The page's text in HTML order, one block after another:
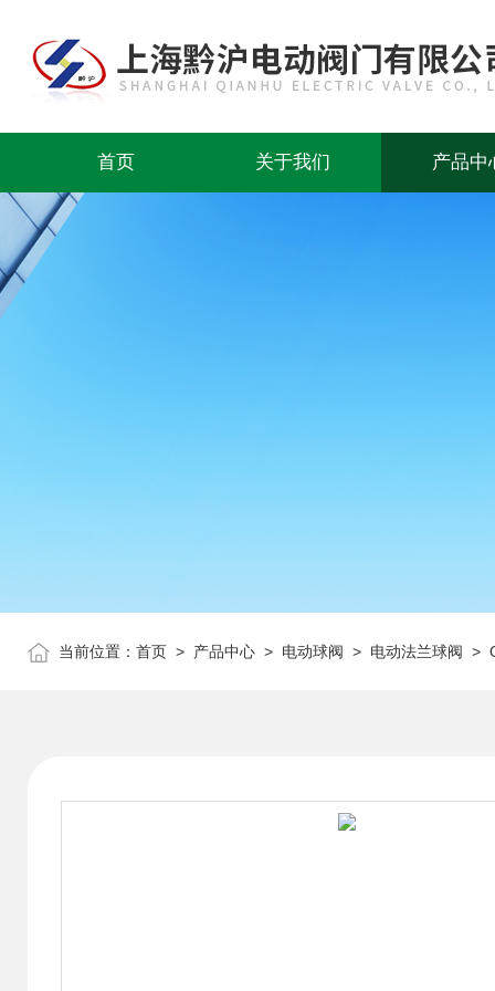
首页 关于我们 产品中
当前位置： 首页 > 产品中心 > 电动球阀 > 电动法兰球阀 >